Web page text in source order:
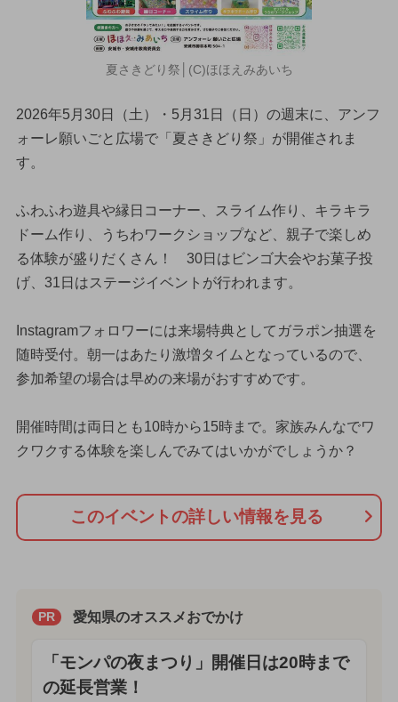
夏さきどり祭│(C)ほほえみあいち
2026年5月30日（土）・5月31日（日）の週末に、アンフ
ォーレ願いごと広場で「夏さきどり祭」が開催されま
す。
ふわふわ遊具や縁日コーナー、スライム作り、キラキラ
ドーム作り、うちわワークショップなど、親子で楽しめ
る体験が盛りだくさん！ 30日はビンゴ大会やお菓子投
げ、31日はステージイベントが行われます。
Instagramフォロワーには来場特典としてガラポン抽選を
随時受付。朝一はあたり激増タイムとなっているので、
参加希望の場合は早めの来場がおすすめです。
開催時間は両日とも10時から15時まで。家族みんなでワ
クワクする体験を楽しんでみてはいかがでしょうか？
このイベントの詳しい情報を見る
PR 愛知県のオススメおでかけ
「モンパの夜まつり」開催日は20時まで
の延長営業！